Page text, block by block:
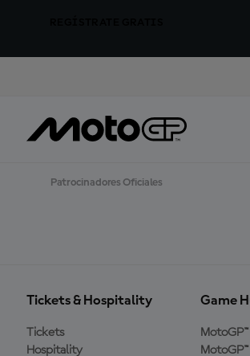
Patrocinadores Oficiales
Tickets & Hospitality
Tickets
Hospitality
Game